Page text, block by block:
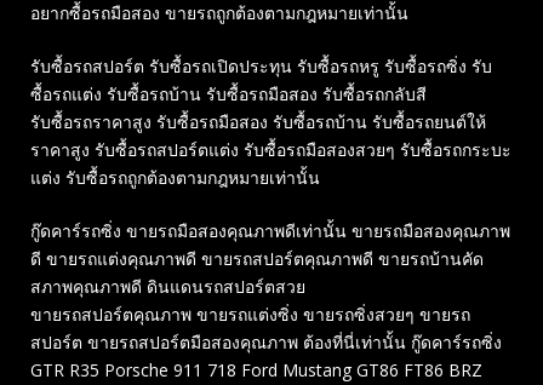
อยากซื้อรถมือสอง ขายรถถูกต้องตามกฎหมายเท่านั้น
รับซื้อรถสปอร์ต รับซื้อรถเปิดประทุน รับซื้อรถหรู รับซื้อรถซิ่ง รับ
ซื้อรถแต่ง รับซื้อรถบ้าน รับซื้อรถมือสอง รับซื้อรถกลับสี
รับซื้อรถราคาสูง รับซื้อรถมือสอง รับซื้อรถบ้าน รับซื้อรถยนต์ให้
ราคาสูง รับซื้อรถสปอร์ตแต่ง รับซื้อรถมือสองสวยๆ รับซื้อรถกระบะ
แต่ง รับซื้อรถถูกต้องตามกฎหมายเท่านั้น
กู๊ดคาร์รถซิ่ง ขายรถมือสองคุณภาพดีเท่านั้น ขายรถมือสองคุณภาพ
ดี ขายรถแต่งคุณภาพดี ขายรถสปอร์ตคุณภาพดี ขายรถบ้านคัด
สภาพคุณภาพดี ดินแดนรถสปอร์ตสวย
ขายรถสปอร์ตคุณภาพ ขายรถแต่งซิ่ง ขายรถซิ่งสวยๆ ขายรถ
สปอร์ต ขายรถสปอร์ตมือสองคุณภาพ ต้องที่นี่เท่านั้น กู๊ดคาร์รถซิ่ง
GTR R35 Porsche 911 718 Ford Mustang GT86 FT86 BRZ